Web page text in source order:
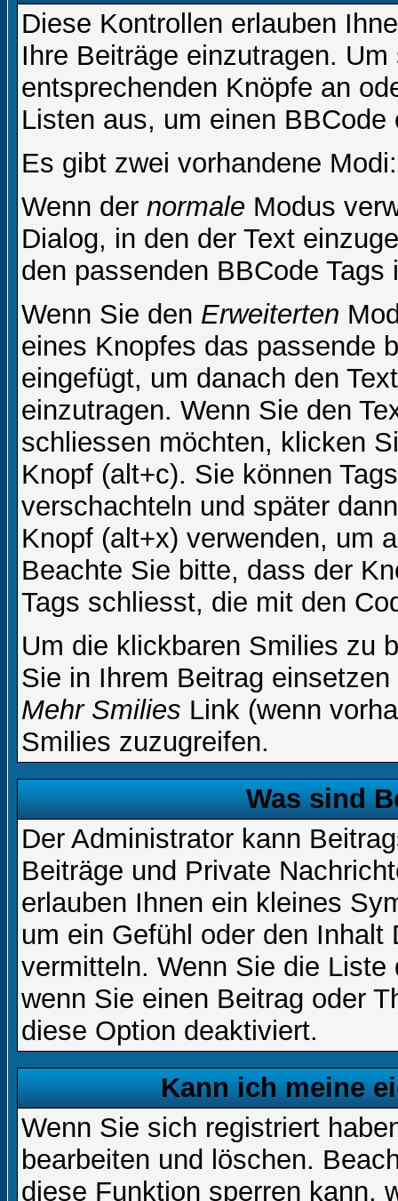
Diese Kontrollen erlauben
Ihre Beiträge einzutragen.
entsprechenden Knöpfe an
Listen aus, um einen BBCode
Es gibt zwei vorhandene
Wenn der normale Modus
Dialog, in den der Text
den passenden BBCode
Wenn Sie den Erweiterten
eines Knopfes das passende
eingefügt, um danach den
einzutragen. Wenn Sie den
schliessen möchten, klicken
Knopf (alt+c). Sie können
verschachteln und später
Knopf (alt+x) verwenden, um
Beachte Sie bitte, dass der
Tags schliesst, die mit den
Um die klickbaren Smilies zu
Sie in Ihrem Beitrag
Mehr Smilies Link (wenn
Smilies zuzugreifen.
Was sind
Der Administrator kann
Beiträge und Private
erlauben Ihnen ein kleines
um ein Gefühl oder den
vermitteln. Wenn Sie die
wenn Sie einen Beitrag oder
diese Option deaktiviert.
Kann ich meine
Wenn Sie sich registriert
bearbeiten und löschen.
diese Funktion sperren kann,